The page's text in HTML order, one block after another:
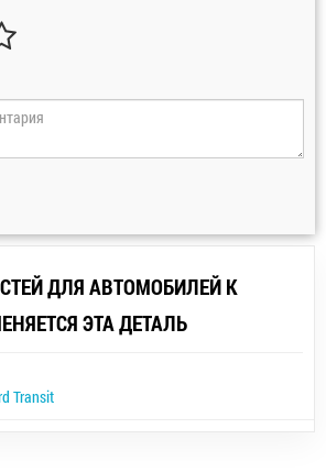
ДЛЯ АВТОМОБИЛЕЙ К
ЭТА ДЕТАЛЬ
Transit